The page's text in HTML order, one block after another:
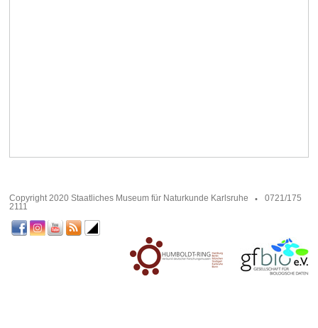
Copyright 2020 Staatliches Museum für Naturkunde Karlsruhe
0721/175
2111